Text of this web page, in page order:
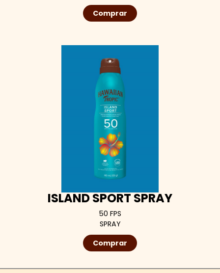
Comprar
ISLAND SPORT SPRAY
50 FPS
SPRAY
Comprar